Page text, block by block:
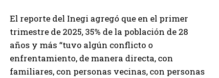
El reporte del Inegi agregó que en el primer
trimestre de 2025, 35% de la población de 28
años y más “tuvo algún conflicto o
enfrentamiento, de manera directa, con
familiares, con personas vecinas, con personas